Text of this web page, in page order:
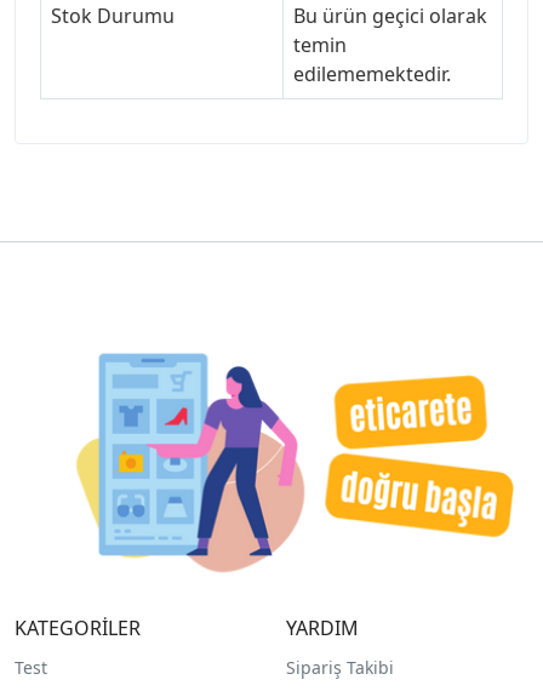
Stok Durumu
Bu ürün geçici olarak
temin
edilememektedir.
KATEGORİLER
Test
YARDIM
Sipariş Takibi